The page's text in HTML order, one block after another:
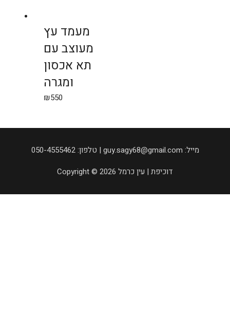
מעמד עץ
מעוצב עם
תא אכסון
ומגרה
₪550
050-4555462 :טלפון | guy.sagy68@gmail.com :מייל
Copyright © 2026 דוכיפת | עין כרמל